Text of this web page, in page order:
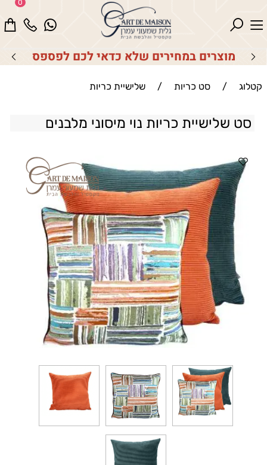
מוצרים במחירים שלא כדאי לכם לפספס
0
קטלוג / סט כריות / שלישיית כריות
סט שלישיית כריות נוי מיסוני מלבנים